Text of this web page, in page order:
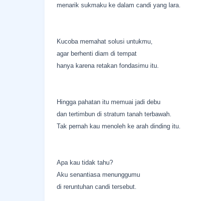
menarik sukmaku ke dalam candi yang lara.
Kucoba memahat solusi untukmu,
agar berhenti diam di tempat
hanya karena retakan fondasimu itu.
Hingga pahatan itu memuai jadi debu
dan tertimbun di stratum tanah terbawah.
Tak pernah kau menoleh ke arah dinding itu.
Apa kau tidak tahu?
Aku senantiasa menunggumu
di reruntuhan candi tersebut.